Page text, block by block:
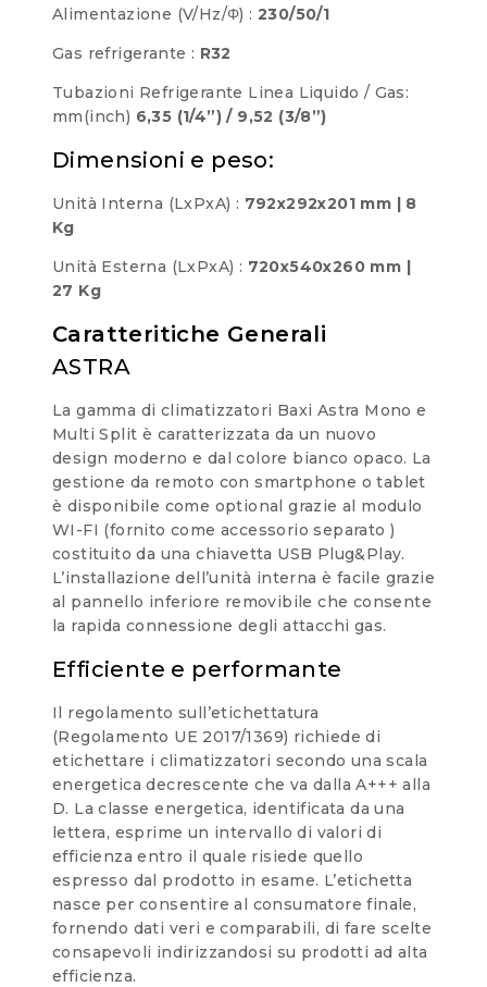
Alimentazione (V/Hz/Φ) : 230/50/1
Gas refrigerante : R32
Tubazioni Refrigerante Linea Liquido / Gas:
mm(inch) 6,35 (1/4”) / 9,52 (3/8”)
Dimensioni e peso:
Unità Interna (LxPxA) : 792x292x201 mm | 8
Kg
Unità Esterna (LxPxA) : 720x540x260 mm |
27 Kg
Caratteritiche Generali
ASTRA
La gamma di climatizzatori Baxi Astra Mono e
Multi Split è caratterizzata da un nuovo
design moderno e dal colore bianco opaco. La
gestione da remoto con smartphone o tablet
è disponibile come optional grazie al modulo
WI-FI (fornito come accessorio separato )
costituito da una chiavetta USB Plug&Play.
L’installazione dell’unità interna è facile grazie
al pannello inferiore removibile che consente
la rapida connessione degli attacchi gas.
Efficiente e performante
Il regolamento sull’etichettatura
(Regolamento UE 2017/1369) richiede di
etichettare i climatizzatori secondo una scala
energetica decrescente che va dalla A+++ alla
D. La classe energetica, identificata da una
lettera, esprime un intervallo di valori di
efficienza entro il quale risiede quello
espresso dal prodotto in esame. L’etichetta
nasce per consentire al consumatore finale,
fornendo dati veri e comparabili, di fare scelte
consapevoli indirizzandosi su prodotti ad alta
efficienza.